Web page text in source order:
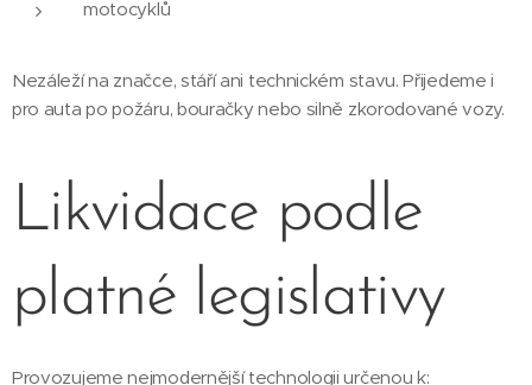
motocyklů
Nezáleží na značce, stáří ani technickém stavu. Přijedeme i
pro auta po požáru, bouračky nebo silně zkorodované vozy.
Likvidace podle
platné legislativy
Provozujeme nejmodernější technologii určenou k: